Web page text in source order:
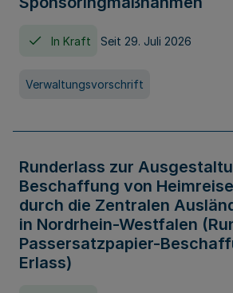
In Kraft Seit 29. Juli 2026
Verwaltungsvorschrift
Runderlass zur
Beschaffung von
durch die Zentralen
in Nordrhein-Westfalen
Passersatzpapier-
Erlass)